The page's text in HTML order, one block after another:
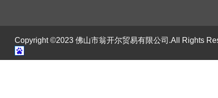
Copyright ©2023 佛山市翁开尔贸易有限公司.All Rights